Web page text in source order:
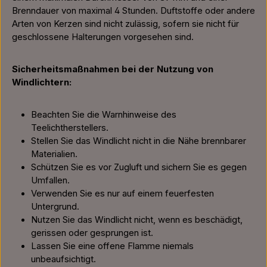
Brenndauer von maximal 4 Stunden. Duftstoffe oder andere
Arten von Kerzen sind nicht zulässig, sofern sie nicht für
geschlossene Halterungen vorgesehen sind.
Sicherheitsmaßnahmen bei der Nutzung von
Windlichtern:
Beachten Sie die Warnhinweise des
Teelichtherstellers.
Stellen Sie das Windlicht nicht in die Nähe brennbarer
Materialien.
Schützen Sie es vor Zugluft und sichern Sie es gegen
Umfallen.
Verwenden Sie es nur auf einem feuerfesten
Untergrund.
Nutzen Sie das Windlicht nicht, wenn es beschädigt,
gerissen oder gesprungen ist.
Lassen Sie eine offene Flamme niemals
unbeaufsichtigt.